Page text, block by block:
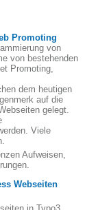
Promoting
von
von bestehenden
Promoting,
dem heutigen
auf die
gelegt.
Viele
Aufweisen,
Webseiten